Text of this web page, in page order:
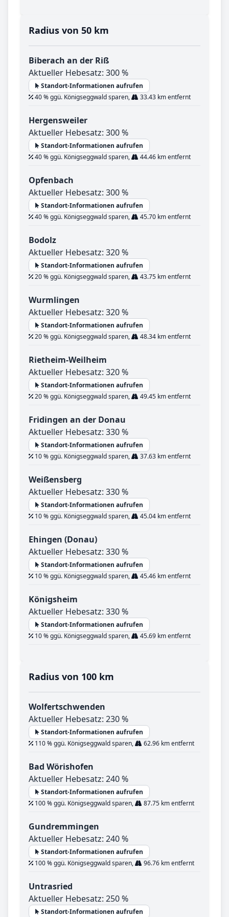
Radius von 50 km
Biberach an der Riß
Aktueller Hebesatz: 300 %
Standort-Informationen aufrufen
40 % ggü. Königseggwald sparen,
33.43 km entfernt
Hergensweiler
Aktueller Hebesatz: 300 %
Standort-Informationen aufrufen
40 % ggü. Königseggwald sparen,
44.46 km entfernt
Opfenbach
Aktueller Hebesatz: 300 %
Standort-Informationen aufrufen
40 % ggü. Königseggwald sparen,
45.70 km entfernt
Bodolz
Aktueller Hebesatz: 320 %
Standort-Informationen aufrufen
20 % ggü. Königseggwald sparen,
43.75 km entfernt
Wurmlingen
Aktueller Hebesatz: 320 %
Standort-Informationen aufrufen
20 % ggü. Königseggwald sparen,
48.34 km entfernt
Rietheim-Weilheim
Aktueller Hebesatz: 320 %
Standort-Informationen aufrufen
20 % ggü. Königseggwald sparen,
49.45 km entfernt
Fridingen an der Donau
Aktueller Hebesatz: 330 %
Standort-Informationen aufrufen
10 % ggü. Königseggwald sparen,
37.63 km entfernt
Weißensberg
Aktueller Hebesatz: 330 %
Standort-Informationen aufrufen
10 % ggü. Königseggwald sparen,
45.04 km entfernt
Ehingen (Donau)
Aktueller Hebesatz: 330 %
Standort-Informationen aufrufen
10 % ggü. Königseggwald sparen,
45.46 km entfernt
Königsheim
Aktueller Hebesatz: 330 %
Standort-Informationen aufrufen
10 % ggü. Königseggwald sparen,
45.69 km entfernt
Radius von 100 km
Wolfertschwenden
Aktueller Hebesatz: 230 %
Standort-Informationen aufrufen
110 % ggü. Königseggwald sparen,
62.96 km entfernt
Bad Wörishofen
Aktueller Hebesatz: 240 %
Standort-Informationen aufrufen
100 % ggü. Königseggwald sparen,
87.75 km entfernt
Gundremmingen
Aktueller Hebesatz: 240 %
Standort-Informationen aufrufen
100 % ggü. Königseggwald sparen,
96.76 km entfernt
Untrasried
Aktueller Hebesatz: 250 %
Standort-Informationen aufrufen